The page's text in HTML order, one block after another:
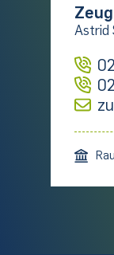
Astrid